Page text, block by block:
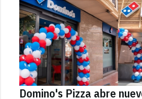
Domino's Pizza abre